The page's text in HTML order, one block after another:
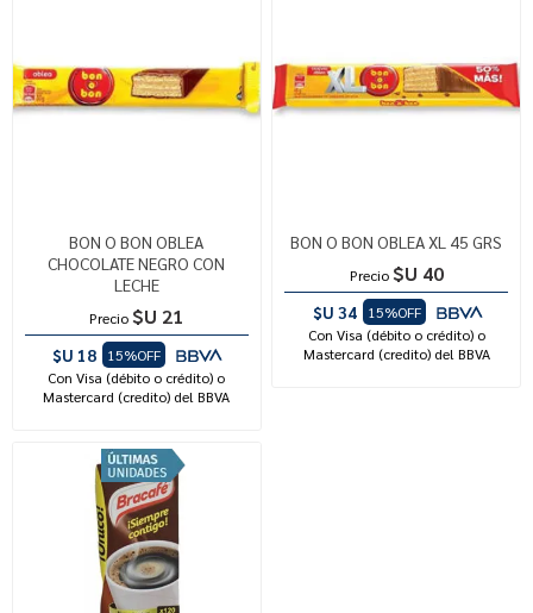
BON O BON OBLEA
CHOCOLATE NEGRO CON
LECHE
Precio $U 21
$U 18
15%OFF
Con Visa (débito o crédito) o
Mastercard (credito) del BBVA
BON O BON OBLEA XL 45 GRS
Precio $U 40
$U 34
15%OFF
Con Visa (débito o crédito) o
Mastercard (credito) del BBVA